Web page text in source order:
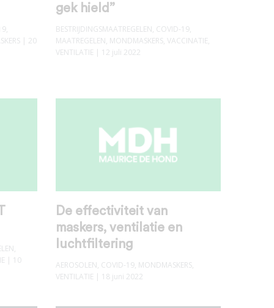
,
| 20
gek hield”
BESTRIJDINGSMAATREGELEN, COVID-19,
MAATREGELEN, MONDMASKERS, VACCINATIE,
VENTILATIE | 12 juli 2022
,
| 10
De effectiviteit van
maskers, ventilatie en
luchtfiltering
AEROSOLEN, COVID-19, MONDMASKERS,
VENTILATIE | 18 juni 2022